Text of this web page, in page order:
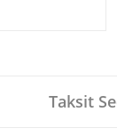
Taksit